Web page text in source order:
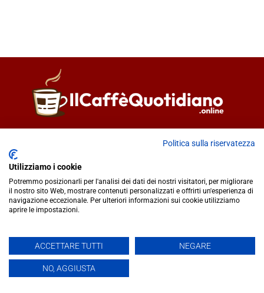
redazione@ilcaffequotidiano.online
C.F. 92076900858
Chi siamo
Privacy & Cookie Policy
IlCaffèQuotidiano.online è una testata giornalistica registrata
presso il Tribunale di Caltanissetta n.02/2024 del 17/07/2024 |
Realizzato da
Politica sulla riservatezza
Utilizziamo i cookie
Potremmo posizionarli per l'analisi dei dati dei nostri visitatori, per migliorare
il nostro sito Web, mostrare contenuti personalizzati e offrirti un'esperienza di
navigazione eccezionale. Per ulteriori informazioni sui cookie utilizziamo
aprire le impostazioni.
ACCETTARE TUTTI NEGARE
NO, AGGIUSTA